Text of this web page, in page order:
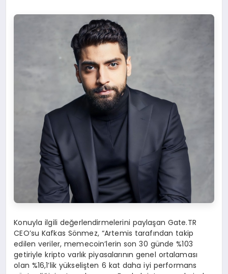
Konuyla ilgili değerlendirmelerini paylaşan Gate.TR
CEO’su Kafkas Sönmez, “Artemis tarafından takip
edilen veriler, memecoin’lerin son 30 günde %103
getiriyle kripto varlık piyasalarının genel ortalaması
olan %16,1’lik yükselişten 6 kat daha iyi performans